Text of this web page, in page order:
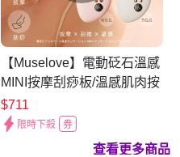
【Muselove】電動砭石溫感
MINI按摩刮痧板/溫感肌肉按
摩儀/砭石刮痧板/電動刮痧
板/無痛刮痧
$711
限時下殺 券
查看更多商品